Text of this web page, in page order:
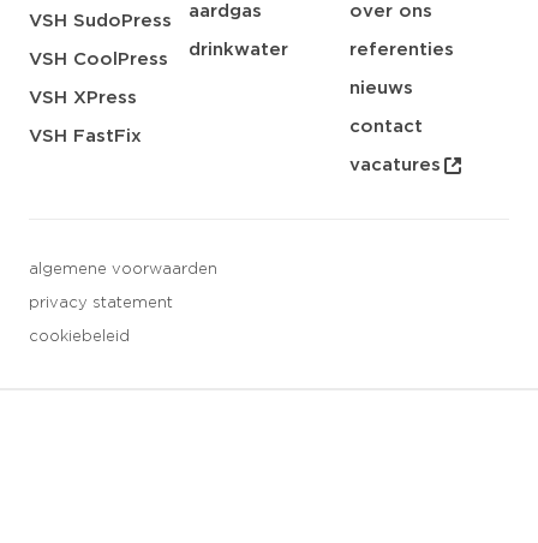
VSH SudoPress
VSH CoolPress
VSH XPress
VSH FastFix
aardgas
drinkwater
over ons
referenties
nieuws
contact
vacatures
algemene voorwaarden
privacy statement
cookiebeleid